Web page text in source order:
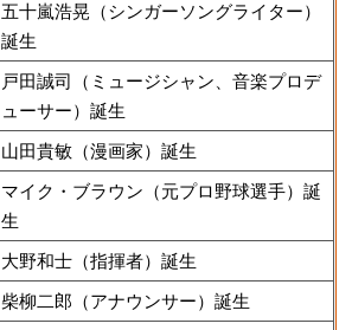
五十嵐浩晃（シンガーソングライター）
誕生
戸田誠司（ミュージシャン、音楽プロデ
ューサー）誕生
山田貴敏（漫画家）誕生
マイク・ブラウン（元プロ野球選手）誕
生
大野和士（指揮者）誕生
柴柳二郎（アナウンサー）誕生